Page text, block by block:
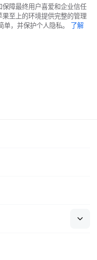
障​最​终​用​户​喜爱​和​企业​信任​
至​上​的​环境​提供​完整​的​管理​
，​并​保护​个​人​隐私。
了解